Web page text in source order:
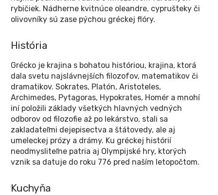
rybičiek. Nádherne kvitnúce oleandre, cyprušteky či
olivovníky sú zase pýchou gréckej flóry.
História
Grécko je krajina s bohatou históriou, krajina, ktorá
dala svetu najslávnejších filozofov, matematikov či
dramatikov. Sokrates, Platón, Aristoteles,
Archimedes, Pytagoras, Hypokrates, Homér a mnohí
iní položili základy všetkých hlavných vedných
odborov od filozofie až po lekárstvo, stali sa
zakladateľmi dejepisectva a štátovedy, ale aj
umeleckej prózy a drámy. Ku gréckej histórií
neodmysliteľne patria aj Olympijské hry, ktorých
vznik sa datuje do roku 776 pred naším letopočtom.
Kuchyňa